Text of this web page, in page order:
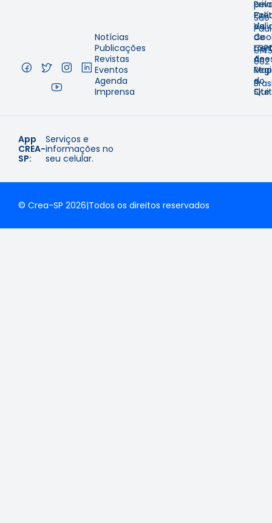
Notícias
Publicações
Revistas
Eventos
Agenda
Imprensa
pelo
de
de
e
de
do
Site
–
São
–
002
–
App
CREA-
SP:
Serviços e
informações no
seu celular.
© Crea-SP 2026|Todos os direitos reservados